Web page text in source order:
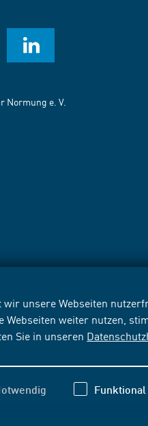
wir unsere Webseiten
Webseiten weiter nutzen,
Sie in unseren
Funktional
Normung e. V.